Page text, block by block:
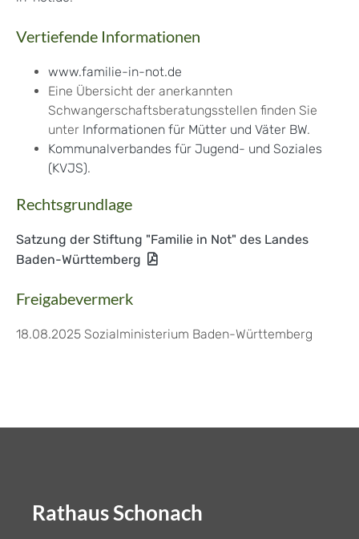
Vertiefende Informationen
www.familie-in-not.de
Eine Übersicht der anerkannten
Schwangerschaftsberatungsstellen finden Sie
unter Informationen für Mütter und Väter BW.
Kommunalverbandes für Jugend- und Soziales
(KVJS).
Rechtsgrundlage
Satzung der Stiftung "Familie in Not" des Landes
Baden-Württemberg
Freigabevermerk
18.08.2025 Sozialministerium Baden-Württemberg
Rathaus Schonach